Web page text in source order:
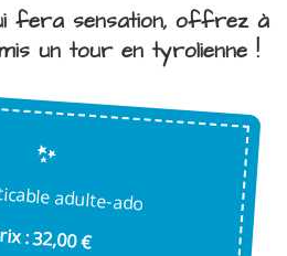
fera sensation, offrez à
un tour en tyrolienne !
adulte-ado
: 32,00 €